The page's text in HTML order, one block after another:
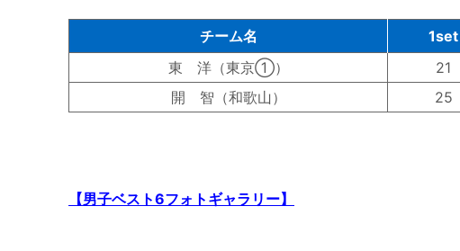
チーム名 1set
東 洋（東京①）
21
開 智（和歌山）
25
【男子ベスト6フォトギャラリー】